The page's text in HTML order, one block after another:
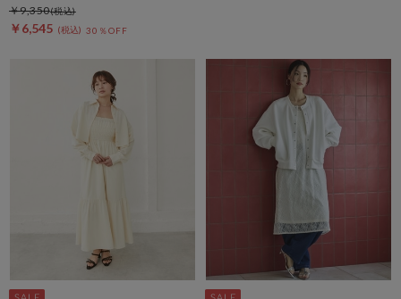
￥6,545 30％OFF
￥9,350